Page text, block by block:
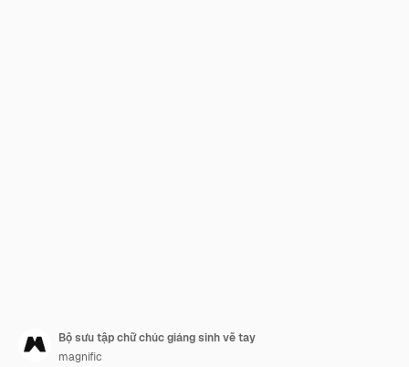
Bộ sưu tập chữ chúc giáng sinh vẽ tay
magnific